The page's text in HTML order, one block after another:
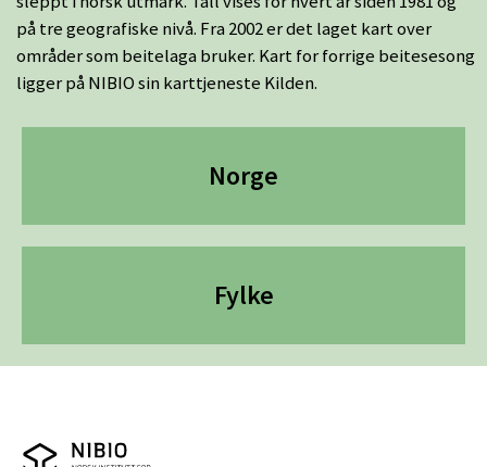
på tre geografiske nivå. Fra 2002 er det laget kart over
områder som beitelaga bruker. Kart for forrige beitesesong
ligger på NIBIO sin karttjeneste Kilden.
Norge
Fylke
NIBIO logo